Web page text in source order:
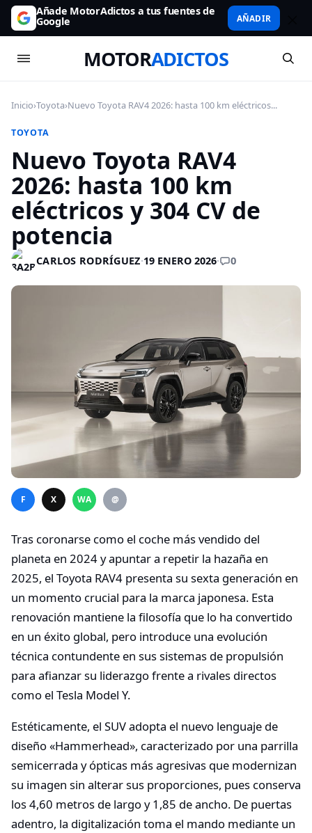
Añade MotorAdictos a tus fuentes de
Google AÑADIR
MOTORADICTOS
Inicio›Toyota›Nuevo Toyota RAV4 2026: hasta 100 km eléctricos...
TOYOTA
Nuevo Toyota RAV4
2026: hasta 100 km
eléctricos y 304 CV de
potencia
CARLOS RODRÍGUEZ·19 ENERO 2026· 0
F X WA @
Tras coronarse como el coche más vendido del
planeta en 2024 y apuntar a repetir la hazaña en
2025, el Toyota RAV4 presenta su sexta generación en
un momento crucial para la marca japonesa. Esta
renovación mantiene la filosofía que lo ha convertido
en un éxito global, pero introduce una evolución
técnica contundente en sus sistemas de propulsión
para afianzar su liderazgo frente a rivales directos
como el Tesla Model Y.
Estéticamente, el SUV adopta el nuevo lenguaje de
diseño «Hammerhead», caracterizado por una parrilla
semicerrada y ópticas más agresivas que modernizan
su imagen sin alterar sus proporciones, pues conserva
los 4,60 metros de largo y 1,85 de ancho. De puertas
adentro, la digitalización toma el mando mediante un